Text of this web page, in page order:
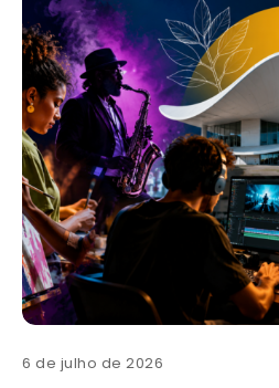
6 de julho de 2026